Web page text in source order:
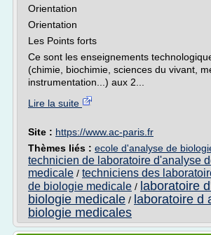
Orientation
Orientation
Les Points forts
Ce sont les enseignements
(chimie, biochimie, sciences du vivant,
instrumentation...) aux 2...
Lire la suite
Site : https://www.ac-paris.fr
Thèmes liés : ecole d'analyse de
technicien de laboratoire d'analyse
medicale / techniciens des
de biologie medicale / laboratoire
biologie medicale / laboratoire d
biologie medicales